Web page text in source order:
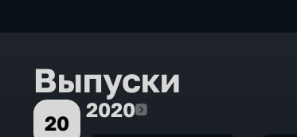
Выпуски
20
20202020